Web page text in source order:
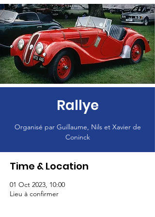
Rallye
Organisé par Guillaume, Nils et Xavier de
Coninck
Time & Location
01 Oct 2023, 10:00
Lieu à confirmer